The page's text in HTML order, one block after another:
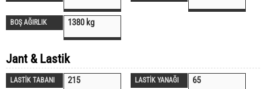
BOŞ AĞIRLIK 1380 kg
Jant & Lastik
LASTİK TABANI 215 LASTİK YANAĞI 65